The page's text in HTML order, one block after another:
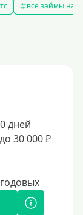
все займы на
дней
30 000 ₽